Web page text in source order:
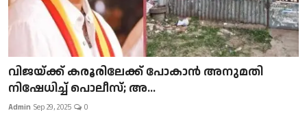
വിജയ്ക്ക് കരൂരിലേക്ക് പോകാൻ അനുമതി
നിഷേധിച്ച് പൊലീസ്; അ...
Admin Sep 29, 2025 0